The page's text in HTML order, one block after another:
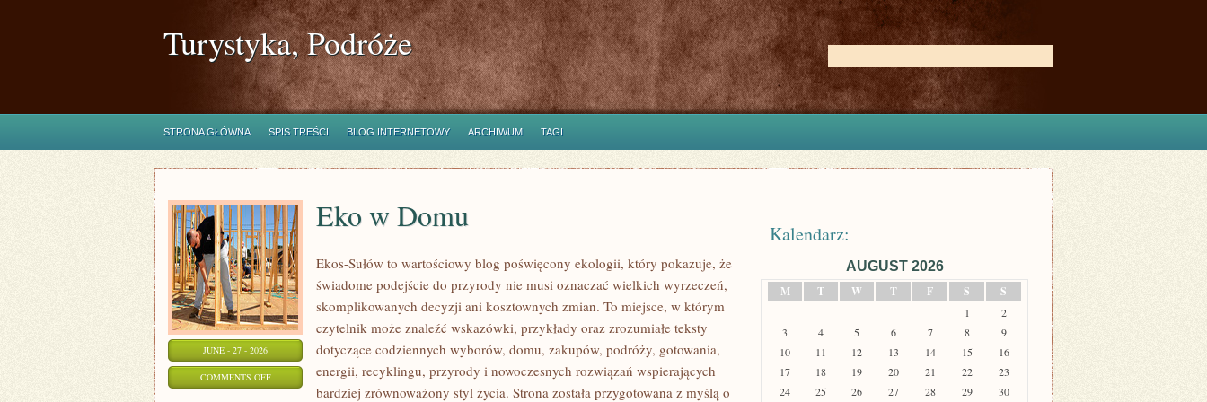
Turystyka, Podróże
STRONA GŁÓWNA SPIS TREŚCI BLOG INTERNETOWY ARCHIWUM TAGI
JUNE - 27 - 2026
COMMENTS OFFON
Eko w Domu
Ekos-Sułów to wartościowy blog poświęcony ekologii, który pokazuje, że
świadome podejście do przyrody nie musi oznaczać wielkich wyrzeczeń,
skomplikowanych decyzji ani kosztownych zmian. To miejsce, w którym
czytelnik może znaleźć wskazówki, przykłady oraz zrozumiałe teksty
dotyczące codziennych wyborów, domu, zakupów, podróży, gotowania,
energii, recyklingu, przyrody i nowoczesnych rozwiązań wspierających
bardziej zrównoważony styl życia. Strona została przygotowana z myślą o
Kalendarz:
AUGUST 2026
M
T W T F S S
1
2
3
4 5 6 7 8
9
10
11 12 13 14 15
16
17
18 19 20 21 22
23
24
25 26 27 28 29 30